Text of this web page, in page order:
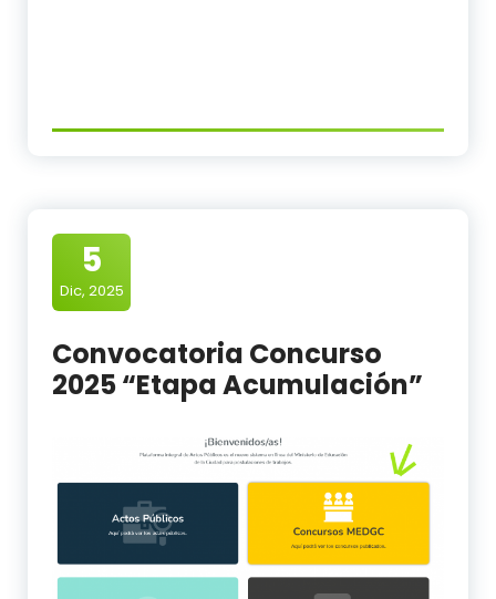
5
Dic, 2025
Convocatoria Concurso
2025 “Etapa Acumulación”